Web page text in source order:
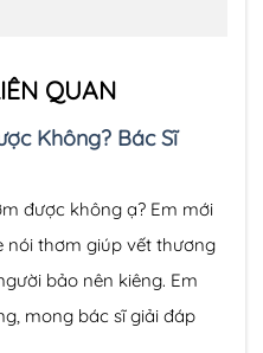
QUAN
Không? Bác Sĩ
được không ạ? Em mới
nói thơm giúp vết thương
bảo nên kiêng. Em
mong bác sĩ giải đáp